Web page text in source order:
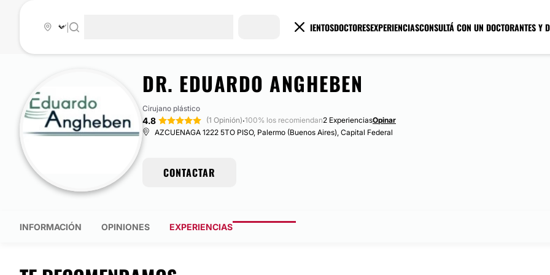
TRATAMIENTOSDOCTORESEXPERIENCIASCONSULTÁ CON UN DOCTORANTES Y
DR. EDUARDO ANGHEBEN
Cirujano plástico
4.8 (1 Opinión)·100% los recomiendan2 ExperienciasOpinar
AZCUENAGA 1222 5TO PISO, Palermo (Buenos Aires), Capital Federal
CONTACTAR
INFORMACIÓN OPINIONES EXPERIENCIAS